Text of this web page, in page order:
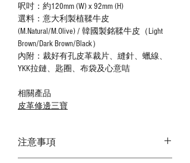
呎吋：約120mm (W) x 92mm (H)
選料：意大利製植鞣牛皮
(M.Natural/M.Olive) / 韓國製銘鞣牛皮（Light
Brown/Dark Brown/Black）
內附：裁好有孔皮革裁片、縫針、蠟線、
YKK拉鏈、匙圈、布袋及心意咭
相關產品
皮革修邊三寶
注意事項